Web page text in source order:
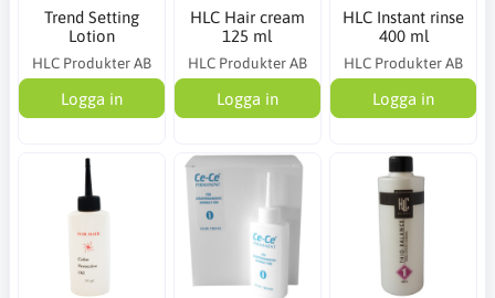
Trend Setting
Lotion
HLC Produkter AB
Logga in
HLC Hair cream
125 ml
HLC Produkter AB
Logga in
HLC Instant rinse
400 ml
HLC Produkter AB
Logga in